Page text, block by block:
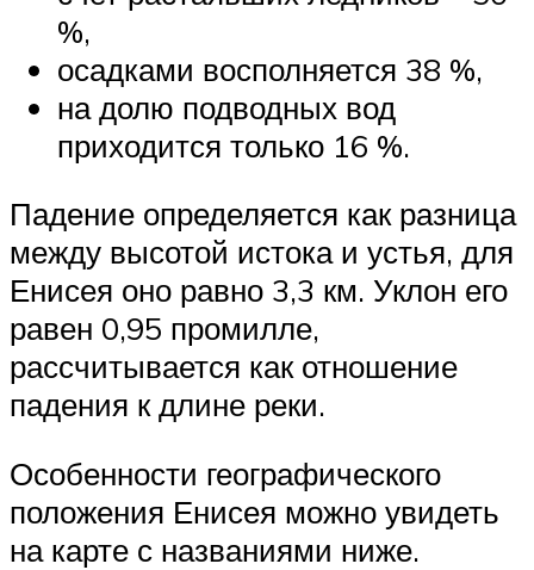
%,
осадками восполняется 38 %,
на долю подводных вод
приходится только 16 %.
Падение определяется как разница
между высотой истока и устья, для
Енисея оно равно 3,3 км. Уклон его
равен 0,95 промилле,
рассчитывается как отношение
падения к длине реки.
Особенности географического
положения Енисея можно увидеть
на карте с названиями ниже.